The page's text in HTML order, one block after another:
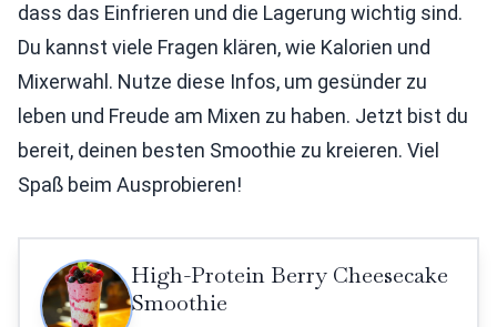
dass das Einfrieren und die Lagerung wichtig sind.
Du kannst viele Fragen klären, wie Kalorien und
Mixerwahl. Nutze diese Infos, um gesünder zu
leben und Freude am Mixen zu haben. Jetzt bist du
bereit, deinen besten Smoothie zu kreieren. Viel
Spaß beim Ausprobieren!
High-Protein Berry Cheesecake
Smoothie